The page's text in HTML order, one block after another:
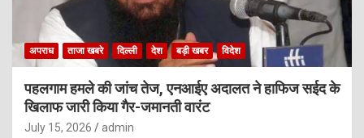
अपराध ताजा खबरे दिल्ली देश बड़ी खबर विदेश
पहलगाम हमले की जांच तेज, एनआईए अदालत ने हाफिज सईद के
खिलाफ जारी किया गैर-जमानती वारंट
July 15, 2026 admin